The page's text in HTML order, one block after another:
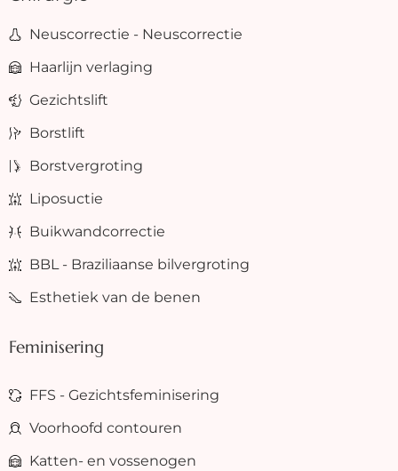
Neuscorrectie - Neuscorrectie
Haarlijn verlaging
Gezichtslift
Borstlift
Borstvergroting
Liposuctie
Buikwandcorrectie
BBL - Braziliaanse bilvergroting
Esthetiek van de benen
Feminisering
FFS - Gezichtsfeminisering
Voorhoofd contouren
Katten- en vossenogen